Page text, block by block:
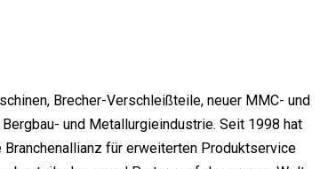
Brecher-Verschleißteile, neuer MMC- und
und Metallurgieindustrie. Seit 1998 hat
für erweiterten Produktservice